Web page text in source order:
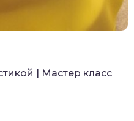
| Мастер класс